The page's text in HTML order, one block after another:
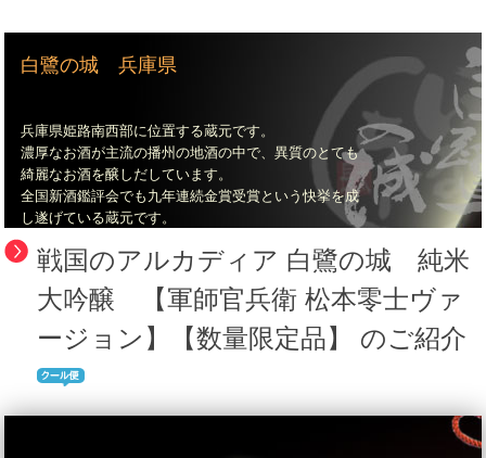
白鷺の城 兵庫県
兵庫県姫路南西部に位置する蔵元です。
濃厚なお酒が主流の播州の地酒の中で、異質のとても
綺麗なお酒を醸しだしています。
全国新酒鑑評会でも九年連続金賞受賞という快挙を成
し遂げている蔵元です。
戦国のアルカディア 白鷺の城 純米
大吟醸 【軍師官兵衛 松本零士ヴァ
ージョン】【数量限定品】 のご紹介